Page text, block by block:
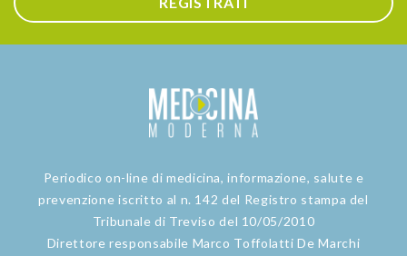
Periodico on-line di medicina, informazione, salute e
prevenzione iscritto al n. 142 del Registro stampa del
Tribunale di Treviso del 10/05/2010
Direttore responsabile Marco Toffolatti De Marchi